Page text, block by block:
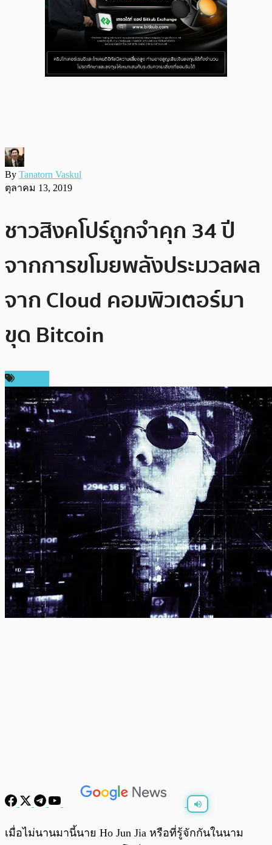
By Tanatorn Vaskul
ตุลาคม 13, 2019
ชาวสิงคโปร์ถูกจำคุก 34 ปี
จากการขโมยพลังประมวลผล
จาก Cloud คอมพิวเตอร์มา
ขุด Bitcoin
0:00
เมื่อไม่นานมานี้นาย Ho Jun Jia หรือที่รู้จักกันในนาม